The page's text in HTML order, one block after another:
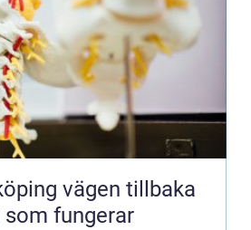
tillbaka
fungerar